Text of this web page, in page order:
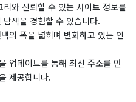
와 신뢰할 수 있는 사이트 정보를
색을 경험할 수 있습니다.
의 폭을 넓히며 변화하고 있는 인
업데이트를 통해 최신 주소를 안
제공합니다.